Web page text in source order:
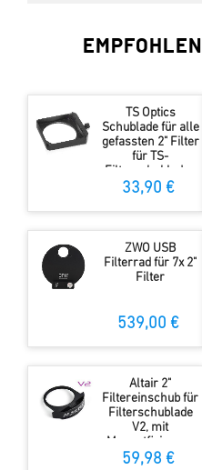
TS Optics
Schublade für alle
gefassten 2" Filter
für TS-
Filterschubladen
33,90 €
ZWO USB
Filterrad für 7x 2"
Filter
539,00 €
Altair 2"
Filtereinschub für
Filterschublade
V2, mit
Magnetfixierung
59,98 €